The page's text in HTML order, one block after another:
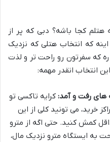
کجا باشه؟ دبی که پر از
که انتخاب هتلی که نزدیک
که سفرتون رو راحت تر و لذت
انتخاب انقدر مهمه:
های رفت و آمد: کرایه تاکسی تو
خرید، می تونید کلی از این
کمش کنید. حتی اگه از مترو
به ایستگاه مترو نزدیک مال،